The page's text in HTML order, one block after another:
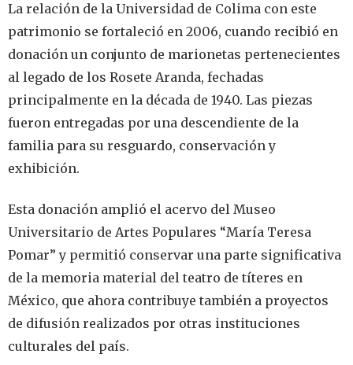
La relación de la Universidad de Colima con este
patrimonio se fortaleció en 2006, cuando recibió en
donación un conjunto de marionetas pertenecientes
al legado de los Rosete Aranda, fechadas
principalmente en la década de 1940. Las piezas
fueron entregadas por una descendiente de la
familia para su resguardo, conservación y
exhibición.
Esta donación amplió el acervo del Museo
Universitario de Artes Populares “María Teresa
Pomar” y permitió conservar una parte significativa
de la memoria material del teatro de títeres en
México, que ahora contribuye también a proyectos
de difusión realizados por otras instituciones
culturales del país.